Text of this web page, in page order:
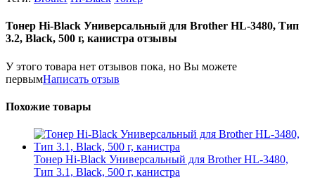
Тонер Hi-Black Универсальный для Brother HL-3480, Тип
3.2, Black, 500 г, канистра отзывы
У этого товара нет отзывов пока, но Вы можете
первымНаписать отзыв
Похожие товары
Тонер Hi-Black Универсальный для Brother HL-3480,
Тип 3.1, Black, 500 г, канистра